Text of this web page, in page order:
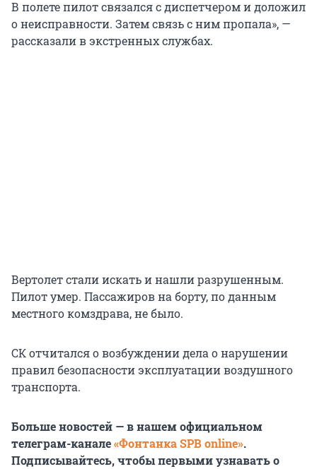
В полете пилот связался с диспетчером и доложил
о неисправности. Затем связь с ним пропала», —
рассказали в экстренных службах.
Вертолет стали искать и нашли разрушенным.
Пилот умер. Пассажиров на борту, по данным
местного комздрава, не было.
СК отчитался о возбуждении дела о нарушении
правил безопасности эксплуатации воздушного
транспорта.
Больше новостей — в нашем официальном
телеграм-канале«Фонтанка SPB online».
Подписывайтесь, чтобы первыми узнавать о